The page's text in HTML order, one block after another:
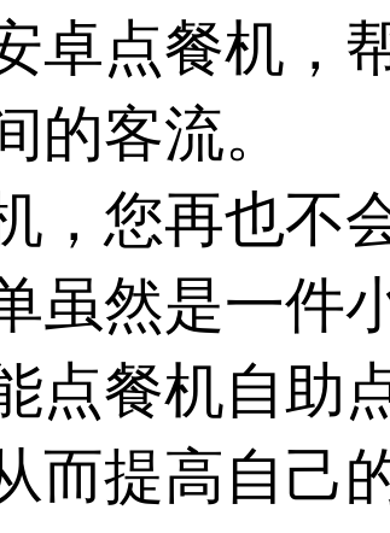
卓点餐机，
客流。
，您再也不
虽然是一件
点餐机自助
提高自己